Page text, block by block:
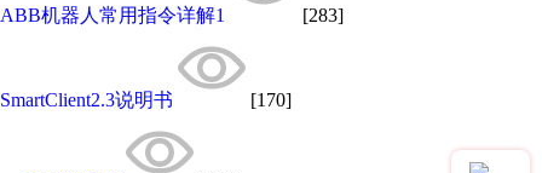
ABB机器人常用指令详解1 [283]
SmartClient2.3说明书 [170]